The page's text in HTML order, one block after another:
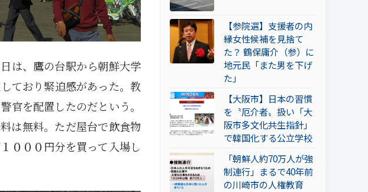
【参院選】支援者の内
縁女性候補を見捨て
た？ 鶴保庸介（参）に
地元民「また男を下げ
た」
【大阪市】日本の習慣
を〝厄介者〟扱い「大
阪市多文化共生指針」
で韓国化する公立学校
「朝鮮人約70万人が強
制連行」まるで40年前
の川崎市の人権教育
は、鷹の台駅から朝鮮大学
ており緊迫感があった。教
官を配置したのだという。
は無料。ただ屋台で飲食物
０００円分を買って入場し